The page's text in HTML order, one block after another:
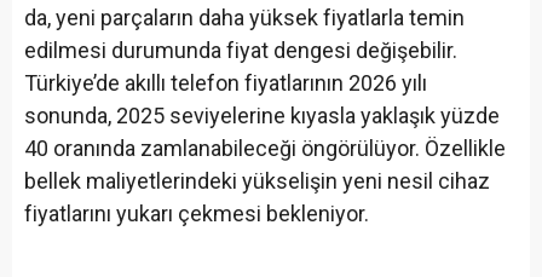
da, yeni parçaların daha yüksek fiyatlarla temin
edilmesi durumunda fiyat dengesi değişebilir.
Türkiye’de akıllı telefon fiyatlarının 2026 yılı
sonunda, 2025 seviyelerine kıyasla yaklaşık yüzde
40 oranında zamlanabileceği öngörülüyor. Özellikle
bellek maliyetlerindeki yükselişin yeni nesil cihaz
fiyatlarını yukarı çekmesi bekleniyor.